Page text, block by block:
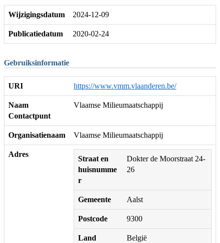
Wijzigingsdatum 2024-12-09
Publicatiedatum 2020-02-24
Gebruiksinformatie
URI https://www.vmm.vlaanderen.be/
Naam
Contactpunt
Vlaamse Milieumaatschappij
Organisatienaam Vlaamse Milieumaatschappij
Adres
Straat en
huisnumme
r
Dokter de Moorstraat 24-
26
Gemeente Aalst
Postcode 9300
Land België